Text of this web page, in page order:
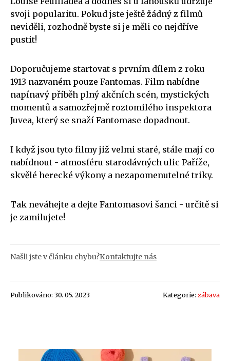
svoji popularitu. Pokud jste ještě žádný z filmů
neviděli, rozhodně byste si je měli co nejdříve
pustit!
Doporučujeme startovat s prvním dílem z roku
1913 nazvaném pouze Fantomas. Film nabídne
napínavý příběh plný akčních scén, mystických
momentů a samozřejmě roztomilého inspektora
Juvea, který se snaží Fantomase dopadnout.
I když jsou tyto filmy již velmi staré, stále mají co
nabídnout - atmosféru starodávných ulic Paříže,
skvělé herecké výkony a nezapomenutelné triky.
Tak neváhejte a dejte Fantomasovi šanci - určitě si
je zamilujete!
Našli jste v článku chybu?Kontaktujte nás
Publikováno: 30. 05. 2023 Kategorie: zábava